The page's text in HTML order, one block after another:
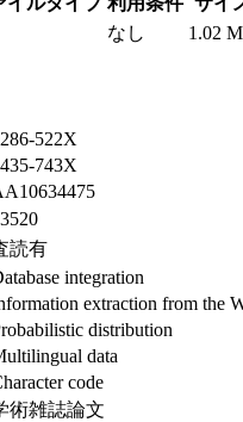
なし 1.02
522X
743X
読有
integration
extraction from the
distribution
data
code
術雑誌論文